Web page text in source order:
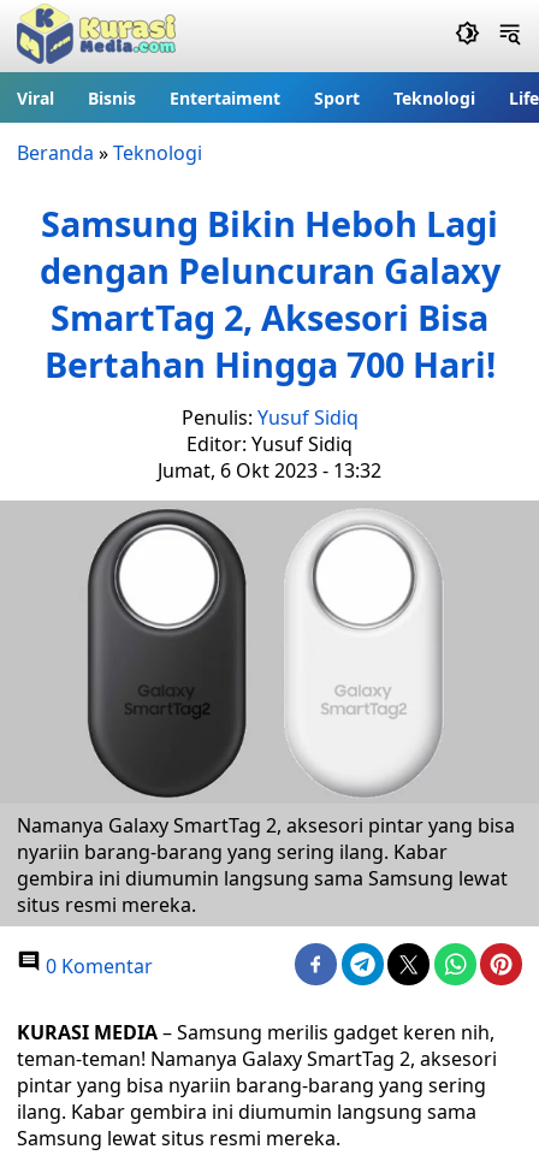
Viral Bisnis Entertaiment Sport Teknologi
Beranda »Teknologi
Samsung Bikin Heboh Lagi
dengan Peluncuran Galaxy
SmartTag 2, Aksesori Bisa
Bertahan Hingga 700 Hari!
Penulis: Yusuf Sidiq
Editor: Yusuf Sidiq
Jumat, 6 Okt 2023 - 13:32
Namanya Galaxy SmartTag 2, aksesori pintar yang bisa
nyariin barang-barang yang sering ilang. Kabar
gembira ini diumumin langsung sama Samsung lewat
situs resmi mereka.
0 Komentar
KURASI MEDIA– Samsung merilis gadget keren nih,
teman-teman! Namanya Galaxy SmartTag 2, aksesori
pintar yang bisa nyariin barang-barang yang sering
ilang. Kabar gembira ini diumumin langsung sama
Samsung lewat situs resmi mereka.